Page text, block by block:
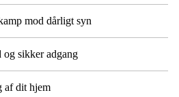
mod dårligt syn
og sikker adgang
af dit hjem